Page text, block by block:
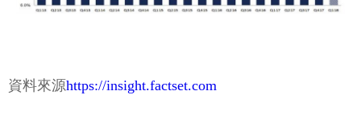
資料來源https://insight.factset.com